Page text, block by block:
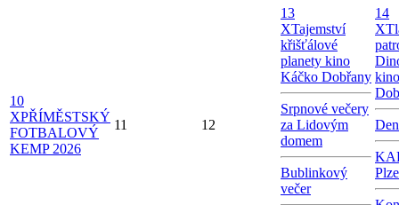
10
XPŘÍMĚSTSKÝ
FOTBALOVÝ
KEMP 2026
11 12
13
XTajemství
křišťálové
planety kino
Káčko Dobřany
Srpnové večery
za Lidovým
domem
Bublinkový
večer
14
X